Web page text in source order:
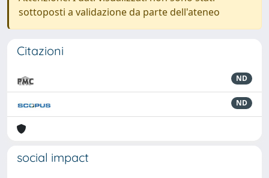
sottoposti a validazione da parte dell'ateneo
Citazioni
ND
ND
social impact